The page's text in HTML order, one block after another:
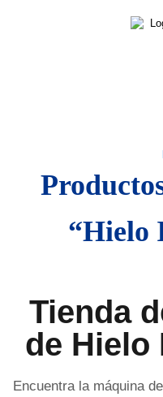
“Hielo
Tienda
de Hielo
Encuentra la máquina